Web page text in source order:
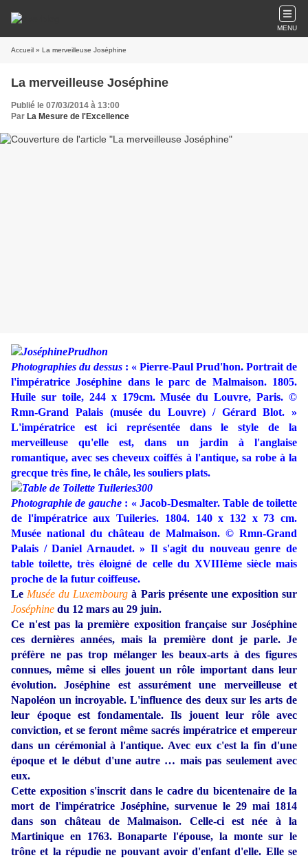
MENU
Accueil » La merveilleuse Joséphine
La merveilleuse Joséphine
Publié le 07/03/2014 à 13:00
Par La Mesure de l'Excellence
Photographies du dessus : « Pierre-Paul Prud'hon. Portrait de
l'impératrice Joséphine dans le parc de Malmaison. 1805.
Huile sur toile, 244 x 179cm. Musée du Louvre, Paris. ©
Rmn-Grand Palais (musée du Louvre) / Gérard Blot. »
L'impératrice est ici représentée dans le style de la
merveilleuse qu'elle est, dans un jardin à l'anglaise
romantique, avec ses cheveux coiffés à l'antique, sa robe à la
grecque très fine, le châle, les souliers plats.
Photographie de gauche: « Jacob-Desmalter. Table de toilette
de l'impératrice aux Tuileries. 1804. 140 x 132 x 73 cm.
Musée national du château de Malmaison. © Rmn-Grand
Palais / Daniel Arnaudet. » Il s'agit du nouveau genre de
table toilette, très éloigné de celle du XVIIIème siècle mais
proche de la futur coiffeuse.
Le Musée du Luxembourg à Paris présente une exposition sur
Joséphine du 12 mars au 29 juin.
Ce n'est pas la première exposition française sur Joséphine
ces dernières années, mais la première dont je parle. Je
préfère ne pas trop mélanger les beaux-arts à des figures
connues, même si elles jouent un rôle important dans leur
évolution. Joséphine est assurément une merveilleuse et
Napoléon un incroyable. L'influence des deux sur les arts de
leur époque est fondamentale. Ils jouent leur rôle avec
conviction, et se feront même sacrés impératrice et empereur
dans un cérémonial à l'antique. Avec eux c'est la fin d'une
époque et le début d'une autre … mais pas seulement avec
eux.
Cette exposition s'inscrit dans le cadre du bicentenaire de la
mort de l'impératrice Joséphine, survenue le 29 mai 1814
dans son château de Malmaison. Celle-ci est née à la
Martinique en 1763. Bonaparte l'épouse, la monte sur le
trône et la répudie ne pouvant avoir d'enfant d'elle. Elle se